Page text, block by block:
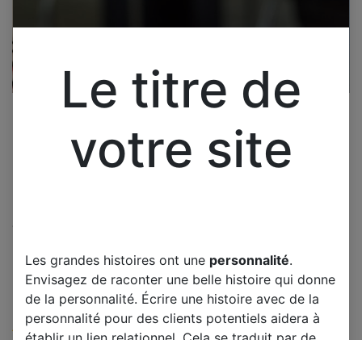
SCHNEIDER
SCLED32SC350EL HAUT
PARLEUR
(0 avis)
Le titre de
votre site
Les grandes histoires ont une personnalité.
Envisagez de raconter une belle histoire qui donne
de la personnalité. Écrire une histoire avec de la
personnalité pour des clients potentiels aidera à